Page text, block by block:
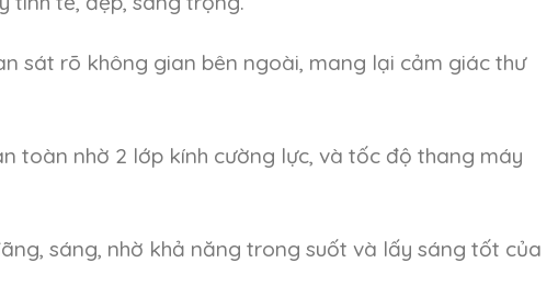
sát rõ không gian bên ngoài, mang lại cảm giác thư
toàn nhờ 2 lớp kính cường lực, và tốc độ thang máy
sáng, nhờ khả năng trong suốt và lấy sáng tốt của